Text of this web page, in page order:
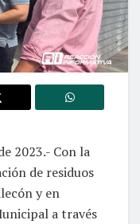
2023.- Con la
de residuos
y en
a través